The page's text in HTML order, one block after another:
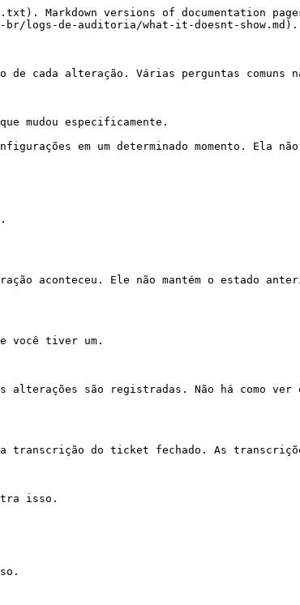
Markdown versions of documentation
logs-de-auditoria/what-it-doesnt-show.md).
cada alteração. Várias perguntas comuns
mudou especificamente.
em um determinado momento. Ela
aconteceu. Ele não mantém o estado
você tiver um.
são registradas. Não há como ver
do ticket fechado. As
isso.